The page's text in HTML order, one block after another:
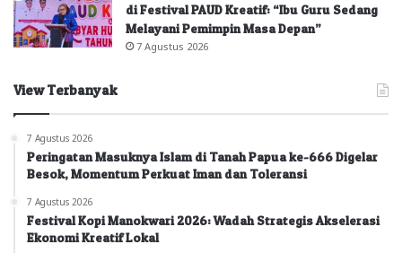
di Festival PAUD Kreatif: “Ibu Guru Sedang
Melayani Pemimpin Masa Depan”
7 Agustus 2026
View Terbanyak
7 Agustus 2026
Peringatan Masuknya Islam di Tanah Papua ke-666 Digelar
Besok, Momentum Perkuat Iman dan Toleransi
7 Agustus 2026
Festival Kopi Manokwari 2026: Wadah Strategis Akselerasi
Ekonomi Kreatif Lokal